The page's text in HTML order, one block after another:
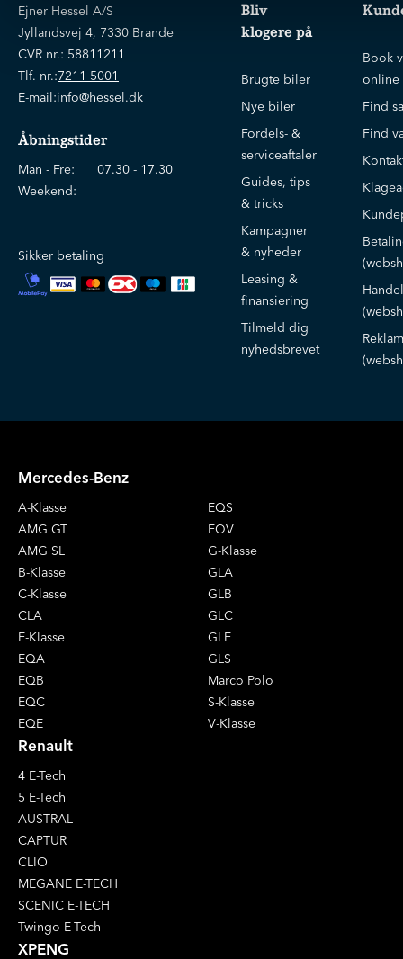
Ejner Hessel A/S
Jyllandsvej 4, 7330 Brande
CVR nr.: 58811211
Tlf. nr.:7211 5001
E-mail:info@hessel.dk
Åbningstider
Man - Fre:
07.30 - 17.30
Weekend:
Sikker betaling
Bliv
klogere på
Brugte biler
Nye biler
Fordels- &
serviceaftaler
Guides, tips
& tricks
Kampagner
& nyheder
Leasing &
finansiering
Tilmeld dig
nyhedsbrevet
Book
online
Find
Find
Mercedes-Benz
A-Klasse
AMG GT
AMG SL
B-Klasse
C-Klasse
CLA
E-Klasse
EQA
EQB
EQC
EQE
EQS
EQV
G-Klasse
GLA
GLB
GLC
GLE
GLS
Marco Polo
S-Klasse
V-Klasse
Renault
4 E-Tech
5 E-Tech
AUSTRAL
CAPTUR
CLIO
MEGANE E-TECH
SCENIC E-TECH
Twingo E-Tech
XPENG